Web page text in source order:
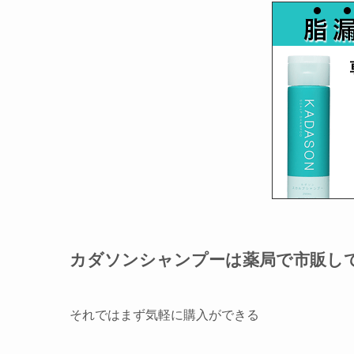
カダソンシャンプーは薬局で市販し
それではまず気軽に購入ができる